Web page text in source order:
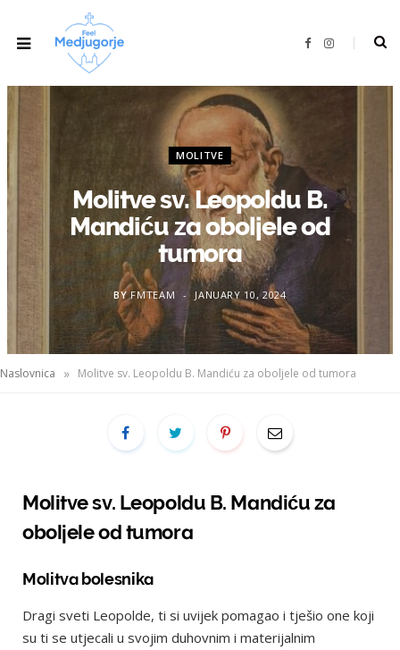
F
b
I
a
MOLITVE
Molitve sv. Leopoldu B.
Mandiću za oboljele od
tumora
BY FMTEAM JANUARY 10, 2024
Naslovnica » Molitve sv. Leopoldu B. Mandiću za oboljele od tumora
Molitve sv. Leopoldu B. Mandiću za
oboljele od tumora
Molitva bolesnika
Dragi sveti Leopolde, ti si uvijek pomagao i tješio one koji
su ti se utjecali u svojim duhovnim i materijalnim